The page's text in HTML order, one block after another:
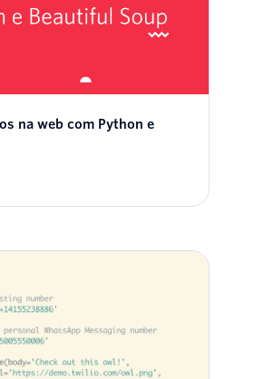
na web com Python e